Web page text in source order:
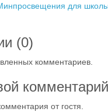
для
(0)
комментариев.
комментарий
от гостя.